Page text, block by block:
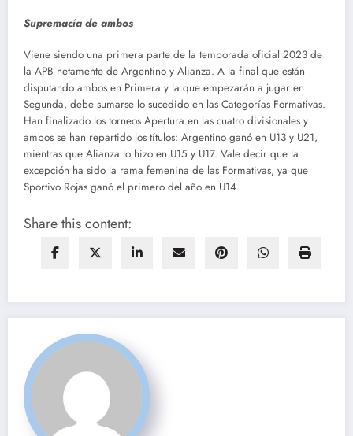
Supremacía de ambos
Viene siendo una primera parte de la temporada oficial 2023 de
la APB netamente de Argentino y Alianza. A la final que están
disputando ambos en Primera y la que empezarán a jugar en
Segunda, debe sumarse lo sucedido en las Categorías Formativas.
Han finalizado los torneos Apertura en las cuatro divisionales y
ambos se han repartido los títulos: Argentino ganó en U13 y U21,
mientras que Alianza lo hizo en U15 y U17. Vale decir que la
excepción ha sido la rama femenina de las Formativas, ya que
Sportivo Rojas ganó el primero del año en U14.
Share this content: